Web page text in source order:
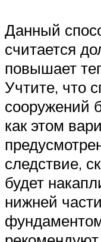
Данный
считается
повышает
Учтите, что
сооружений
как этом
следствие,
будет
нижней